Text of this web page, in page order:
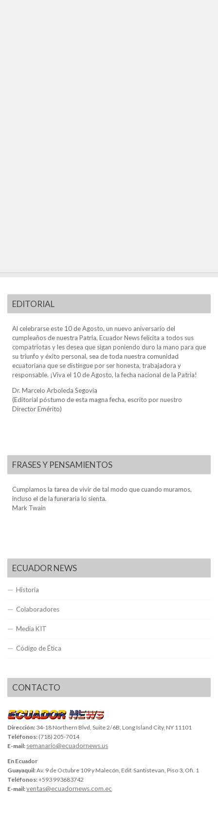
EDITORIAL
Al celebrarse este 10 de Agosto, un nuevo aniversario del
cumpleaños de nuestra Patria, Ecuador News felicita a todos sus
compatriotas y les desea que sigan poniendo duro la mano para que
su triunfo y éxito personal, sea de toda nuestra comunidad
ecuatoriana que se distingue por ser honesta, trabajadora y
responsable. ¡Viva el 10 de Agosto, la fecha nacional de la Patria!
Dr. Marcelo Arboleda Segovia
(Editorial póstumo de esta magna fecha, escrito por nuestro
Director Emérito)
FRASES Y PENSAMIENTOS
Cumplamos la tarea de vivir de tal modo que cuando muramos,
incluso el de la funeraria lo sienta.
Mark Twain
ECUADOR NEWS
Historia
Colaboradores
Media KIT
Código de Ética
CONTACTO
Dirección: 34-18 Northern Blvd, Suite 2/6B, Long Island City, NY 11101
Teléfonos: (718) 205-7014
E-mail: semanario@ecuadornews.us
En Ecuador
Guayaquil:Av. 9 de Octubre 109 y Malecón, Edif. Santistevan, Piso 3, Ofi. 1
Teléfonos:+593 993683742
E-mail:ventas@ecuadornews.com.ec